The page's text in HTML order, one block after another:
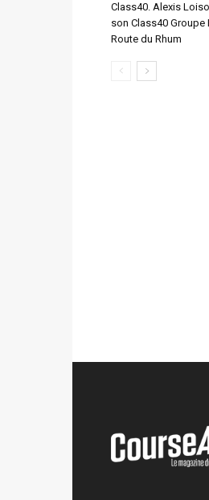
Class40. Alexis
son Class40 Groupe
Route du Rhum